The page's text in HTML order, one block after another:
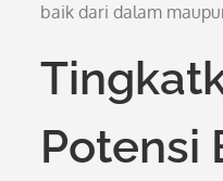
baik dari dalam
Potensi